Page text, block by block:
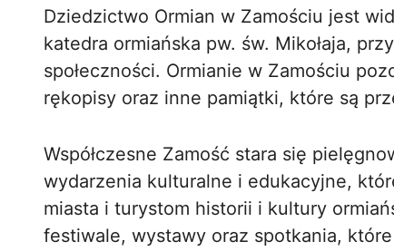
Dziedzictwo Ormian w Zamościu jest
katedra ormiańska pw. św. Mikołaja,
społeczności. Ormianie w Zamościu
rękopisy oraz inne pamiątki, które są
Współczesne Zamość stara się
wydarzenia kulturalne i edukacyjne,
miasta i turystom historii i kultury
festiwale, wystawy oraz spotkania,